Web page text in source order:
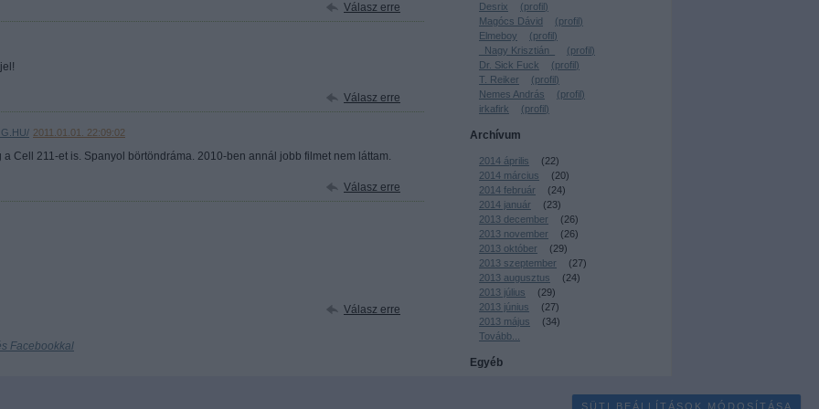
Desrix (profil)
Magócs Dávid
(profil)
Elmeboy
(profil)
_Nagy Krisztián_
(profil)
Dr. Sick Fuck
(profil)
T. Reiker
(profil)
Nemes András
(profil)
irkafirk
(profil)
Archívum
2014 április (22)
2014 március
(20)
2014 február
(24)
2014 január
(23)
2013 december
(26)
2013 november
(26)
2013 október
(29)
2013 szeptember
(27)
2013 augusztus
(24)
2013 július
(29)
2013 június
(27)
2013 május
(34)
Tovább
Egyéb
Válasz erre
Válasz erre
2011.01.01. 22:09:02
a Cell 211-et is. Spanyol börtöndráma. 2010-ben annál jobb filmet nem láttam.
Válasz erre
Válasz erre
Facebookkal
SÜTI BEÁLLÍTÁSOK MÓDOSÍTÁSA